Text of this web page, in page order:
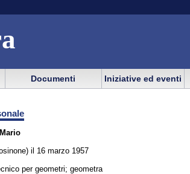
Documenti Iniziative ed eventi
il 16 marzo 1957
per geometri; geometra